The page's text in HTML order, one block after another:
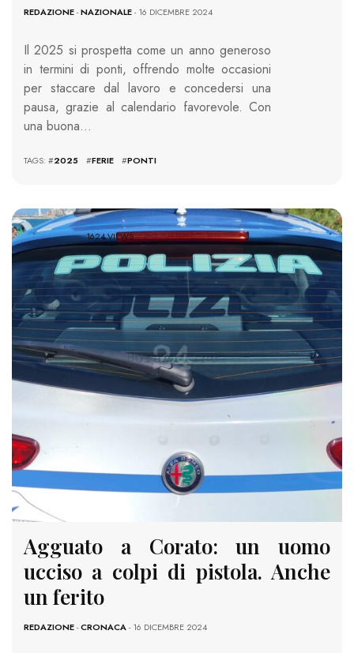
REDAZIONE-NAZIONALE- 16 DICEMBRE 2024
Il 2025 si prospetta come un anno generoso
in termini di ponti, offrendo molte occasioni
per staccare dal lavoro e concedersi una
pausa, grazie al calendario favorevole. Con
una buona…
TAGS: #2025 #FERIE #PONTI
1624 VIEWS
Agguato a Corato: un uomo
ucciso a colpi di pistola. Anche
un ferito
REDAZIONE-CRONACA- 16 DICEMBRE 2024